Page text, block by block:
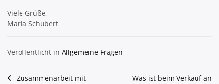
Viele Grüße,
Maria Schubert
Veröffentlicht in Allgemeine Fragen
Beitragsnavigation
Zusammenarbeit mit
Was ist beim Verkauf an